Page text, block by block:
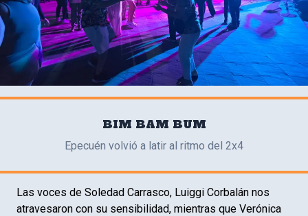
BIM BAM BUM
Epecuén volvió a latir al ritmo del 2x4
Las voces de Soledad Carrasco, Luiggi Corbalán nos
atravesaron con su sensibilidad, mientras que Verónica